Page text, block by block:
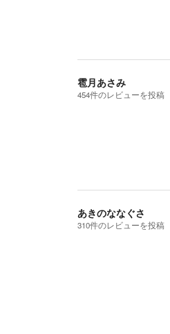
雹月あさみ
454件のレビューを投稿
あきのななぐさ
310件のレビューを投稿